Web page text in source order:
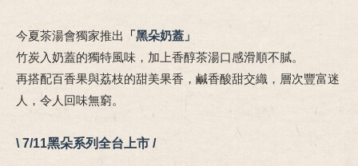
今夏茶湯會獨家推出 「黑朵奶蓋」
竹炭入奶蓋的獨特風味，加上香醇茶湯口感滑順不膩。
再搭配百香果與荔枝的甜美果香，鹹香酸甜交織，層次豐富迷
人，令人回味無窮。
\ 7/11黑朵系列全台上市 /